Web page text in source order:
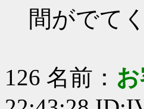
間がでて
126 名前：